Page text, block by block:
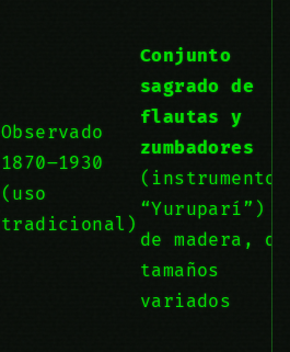
Observado
1870–1930
(uso
tradicional)
Conjunto
sagrado de
flautas y
zumbadores
(instrumentos
“Yuruparí”)
de madera, de
tamaños
variados